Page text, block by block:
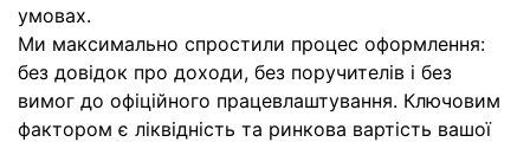
умовах.
Ми максимально спростили процес оформлення:
без довідок про доходи, без поручителів і без
вимог до офіційного працевлаштування. Ключовим
фактором є ліквідність та ринкова вартість вашої